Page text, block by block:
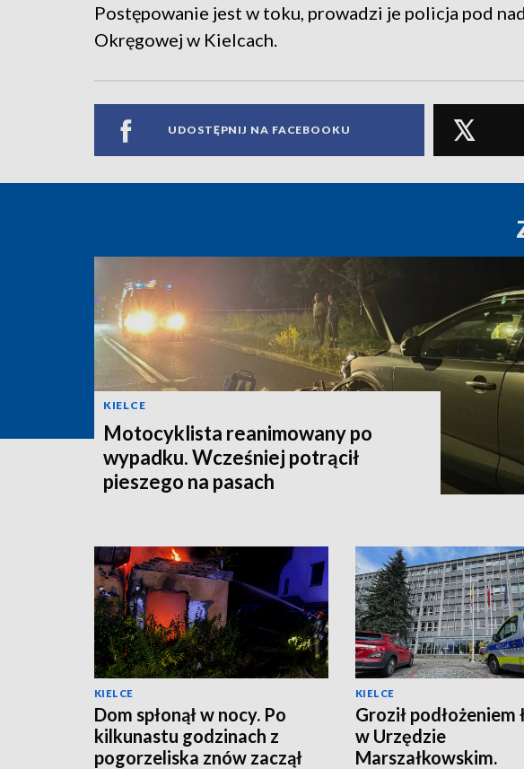
Postępowanie jest w toku, prowadzi je policja pod
Okręgowej w Kielcach.
UDOSTĘPNIJ NA FACEBOOKU
KIELCE
Motocyklista reanimowany po
wypadku. Wcześniej potrącił
pieszego na pasach
KIELCE
Dom spłonął w nocy. Po
kilkunastu godzinach z
pogorzeliska znów zaczął
KIELCE
Groził podłożeniem
w Urzędzie
Marszałkowskim.